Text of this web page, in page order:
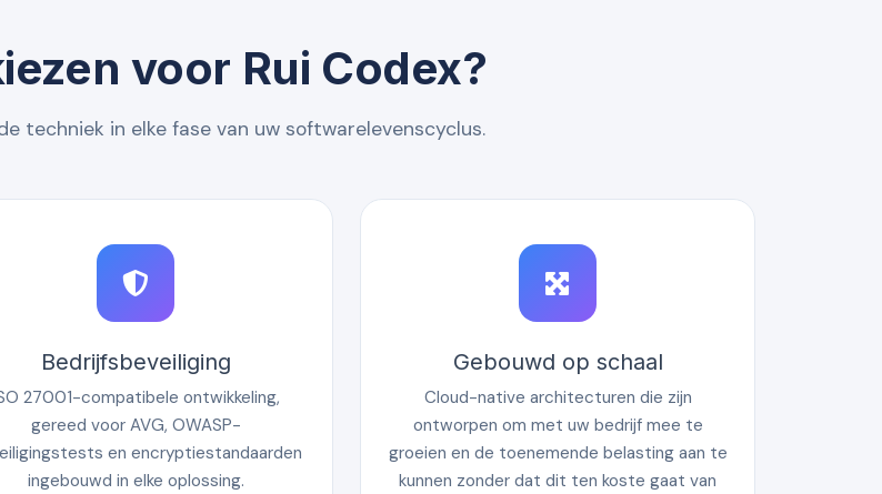
voor Rui Codex?
techniek in elke fase van uw softwarelevenscyclus.
Bedrijfsbeveiliging
27001-compatibele ontwikkeling,
gereed voor AVG, OWASP-
en encryptiestandaarden
ingebouwd in elke oplossing.
Gebouwd op schaal
Cloud-native architecturen die zijn
ontworpen om met uw bedrijf mee te
groeien en de toenemende belasting aan te
kunnen zonder dat dit ten koste gaat van